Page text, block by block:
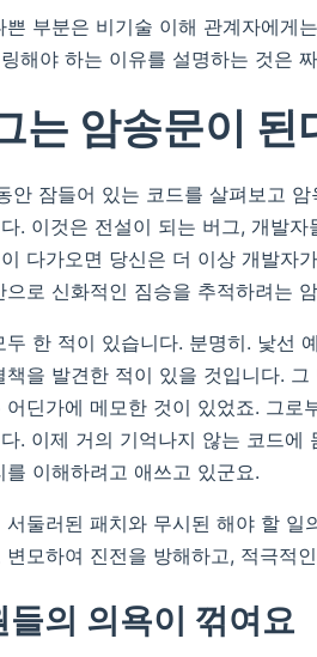
쁜 부분은 비기술 이해 관계자에게
해야 하는 이유를 설명하는 것은
는 암송문이 된
안 잠들어 있는 코드를 살펴보고
. 이것은 전설이 되는 버그, 개발
다가오면 당신은 더 이상 개발자
으로 신화적인 짐승을 추적하려는
두 한 적이 있습니다. 분명히. 낯선
책을 발견한 적이 있을 것입니다.
어딘가에 메모한 것이 있었죠. 그로
. 이제 거의 기억나지 않는 코드
를 이해하려고 애쓰고 있군요.
서둘러된 패치와 무시된 해야 할
변모하여 진전을 방해하고, 적극적
들의 의욕이 꺾여요